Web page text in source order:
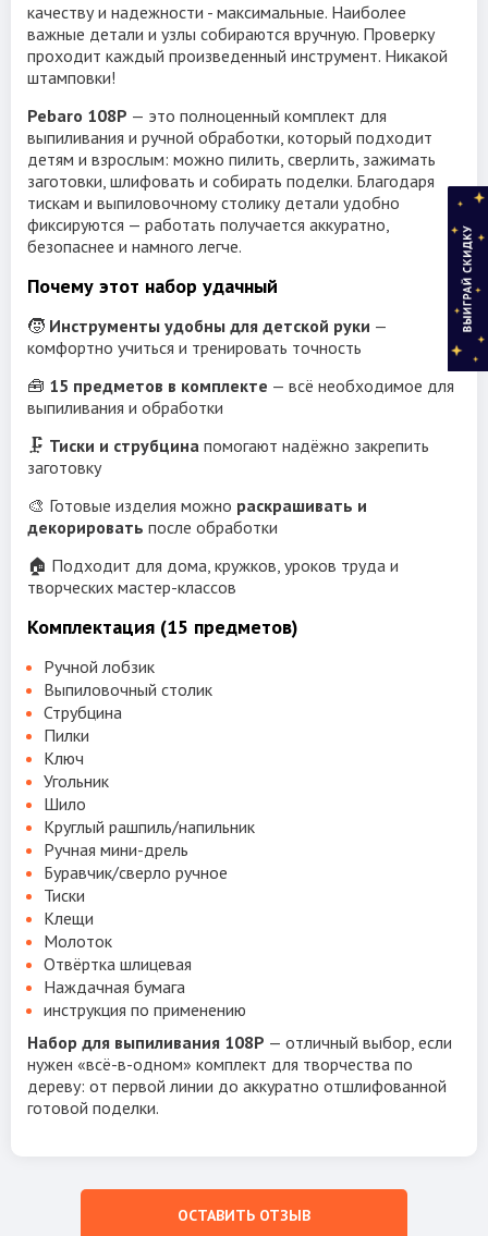
качеству и надежности - максимальные. Наиболее
важные детали и узлы собираются вручную. Проверку
проходит каждый произведенный инструмент. Никакой
штамповки!
Pebaro 108Р — это полноценный комплект для
выпиливания и ручной обработки, который подходит
детям и взрослым: можно пилить, сверлить, зажимать
заготовки, шлифовать и собирать поделки. Благодаря
тискам и выпиловочному столику детали удобно
фиксируются — работать получается аккуратно,
безопаснее и намного легче.
Почему этот набор удачный
🧒 Инструменты удобны для детской руки —
комфортно учиться и тренировать точность
🧰 15 предметов в комплекте — всё необходимое для
выпиливания и обработки
🗜️ Тиски и струбцина помогают надёжно закрепить
заготовку
🎨 Готовые изделия можно раскрашивать и
декорировать после обработки
🏠 Подходит для дома, кружков, уроков труда и
творческих мастер-классов
Комплектация (15 предметов)
Ручной лобзик
Выпиловочный столик
Струбцина
Пилки
Ключ
Угольник
Шило
Круглый рашпиль/напильник
Ручная мини-дрель
Буравчик/сверло ручное
Тиски
Клещи
Молоток
Отвёртка шлицевая
Наждачная бумага
инструкция по применению
Набор для выпиливания 108Р — отличный выбор, если
нужен «всё-в-одном» комплект для творчества по
дереву: от первой линии до аккуратно отшлифованной
готовой поделки.
ОСТАВИТЬ ОТЗЫВ